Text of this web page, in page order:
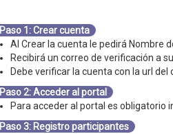
Paso 1: Crear cuenta
Al Crear la cuenta le pedirá Nombre
Recibirá un correo de verificación a
Debe verificar la cuenta con la url del
Paso 2: Acceder al portal
Para acceder al portal es obligatorio
Paso 3: Registro participantes